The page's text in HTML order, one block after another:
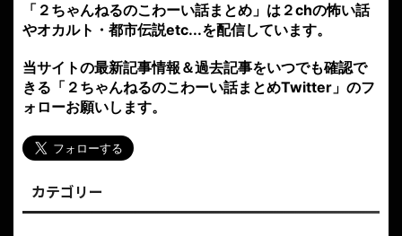
「２ちゃんねるのこわーい話まとめ」は２chの怖い話
やオカルト・都市伝説etc...を配信しています。
当サイトの最新記事情報＆過去記事をいつでも確認で
きる「２ちゃんねるのこわーい話まとめTwitter」のフ
ォローお願いします。
カテゴリー